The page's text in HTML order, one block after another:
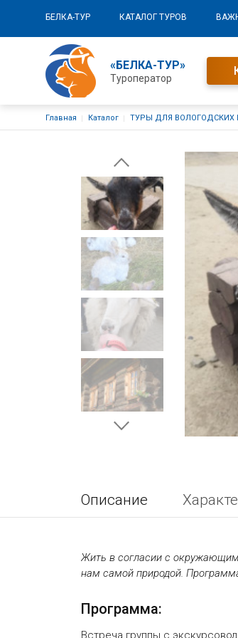
Основная навигация
БЕЛКА-ТУР КАТАЛОГ ТУРОВ
«БЕЛКА-ТУР»
Туроператор
Строка навигации
Главная Каталог ТУРЫ ДЛЯ ВОЛОГОДСКИХ
Описание
Жить в согласии с окружающим
нам самой природой.
Программа:
Встреча группы с